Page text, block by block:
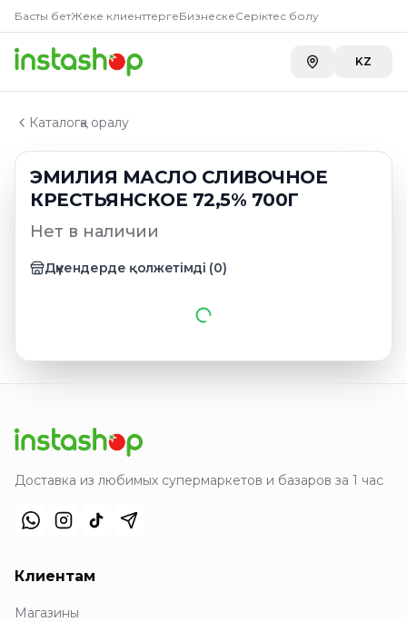
Басты бетЖеке клиенттергеБизнескеСеріктес болу
KZ
Каталогқа оралу
ЭМИЛИЯ МАСЛО СЛИВОЧНОЕ
КРЕСТЬЯНСКОЕ 72,5% 700Г
Нет в наличии
Дүкендерде қолжетімді (0)
Главная
Каталог
Масло сливочное
ЭМИЛИЯ МАСЛО СЛИВОЧНОЕ КРЕСТЬЯНСКОЕ
Доставка из любимых супермаркетов и базаров за 1 час
Клиентам
Магазины